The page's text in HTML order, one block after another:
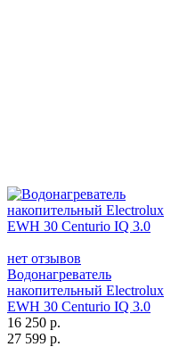
нет отзывов
Водонагреватель
накопительный Electrolux
EWH 30 Centurio IQ 3.0
16 250 р.
27 599 р.